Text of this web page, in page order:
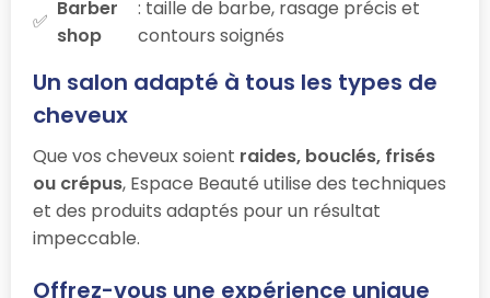
Barber
shop
: taille de barbe, rasage précis et
contours soignés
Un salon adapté à tous les types de
cheveux
Que vos cheveux soient raides, bouclés, frisés
ou crépus, Espace Beauté utilise des techniques
et des produits adaptés pour un résultat
impeccable.
Offrez-vous une expérience unique